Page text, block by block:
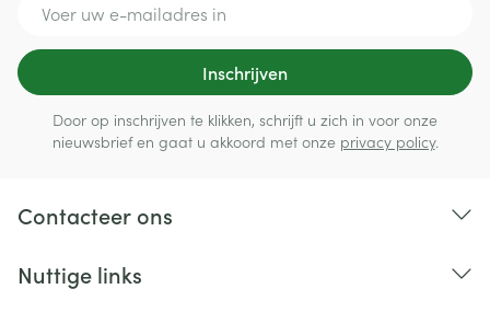
Inschrijven
Door op inschrijven te klikken, schrijft u zich in voor onze
nieuwsbrief en gaat u akkoord met onze privacy policy.
Contacteer ons
Nuttige links